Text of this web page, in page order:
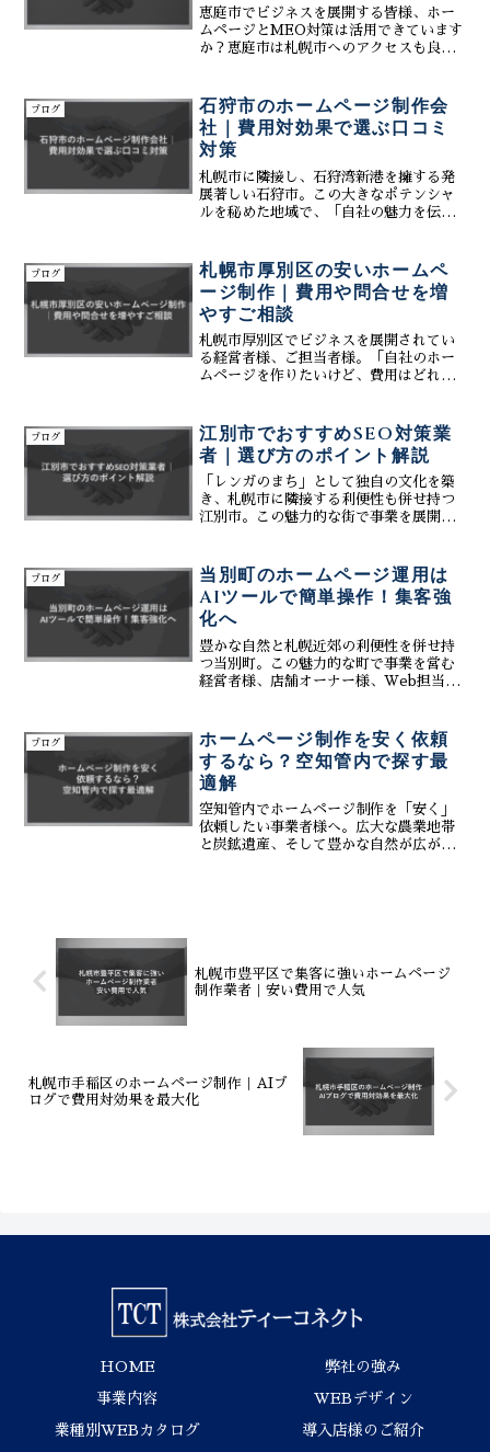
恵庭市でビジネスを展開する皆様、ホー
ムページとMEO対策は活用できています
か？恵庭市は札幌市へのアクセスも良
り、ビジネスチャンスも拡大していま
す。ホームページは企業の顔...
ブログ
石狩市のホームページ制作会
社｜費用対効果で選ぶ口コミ
対策
札幌市に隣接し、石狩湾新港を擁する発
展著しい石狩市。この大きなポテンシャ
ルを秘めた地域で、「自社の魅力を伝え
考えの経営者様、Web担当者様も多いこ
とでしょう。そして、ホ...
ブログ
札幌市厚別区の安いホームペ
ージ制作｜費用や問合せを増
やすご相談
札幌市厚別区でビジネスを展開されてい
る経営者様、ご担当者様。「自社のホー
ムページを作りたいけど、費用はどれく
い」「今のホームページから、もっと問
合せを増やしたい」――そ...
ブログ
江別市でおすすめSEO対策業
者｜選び方のポイント解説
「レンガのまち」として独自の文化を築
き、札幌市に隣接する利便性も併せ持つ
江別市。この魅力的な街で事業を展開さ
てもらいたい！」「インターネット検索
で上位に表示されるには...
ブログ
当別町のホームページ運用は
AIツールで簡単操作！集客強
化へ
豊かな自然と札幌近郊の利便性を併せ持
つ当別町。この魅力的な町で事業を営む
経営者様、店舗オーナー様、Web担当者
して集客したいけど、パソコン操作が苦
手で…」「もっと簡単に...
ブログ
ホームページ制作を安く依頼
するなら？空知管内で探す最
適解
空知管内でホームページ制作を「安く」
依頼したい事業者様へ。広大な農業地帯
と炭鉱遺産、そして豊かな自然が広がる
札幌市豊平区で集客に強いホームページ
制作業者｜安い費用で人気
札幌市手稲区のホームページ制作｜AIブ
ログで費用対効果を最大化
HOME 弊社の強み
事業内容 WEBデザイン
業種別WEBカタログ 導入店様のご紹介